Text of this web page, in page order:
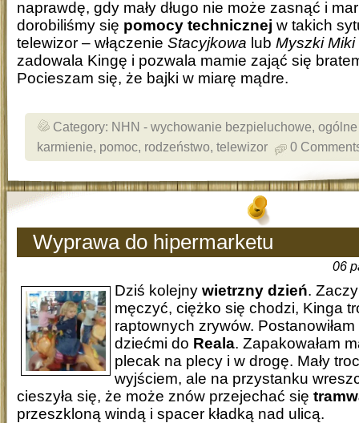
naprawdę, gdy mały długo nie może zasnąć i
dorobiliśmy się pomocy technicznej w takich
telewizor – włączenie Stacyjkowa lub Myszki Miki
zadowala Kingę i pozwala mamie zająć się
Pocieszam się, że bajki w miarę mądre.
Category: NHN - wychowanie bezpieluchowe, ogólne
karmienie, pomoc, rodzeństwo, telewizor 0
Wyprawa do hipermarketu
06
Dziś kolejny wietrzny dzień.
męczyć, ciężko się chodzi, Kinga
raptownych zrywów.
dziećmi do Reala. Zapakowałam
plecak na plecy i w drogę. Mały
wyjściem, ale na przystanku
cieszyła się, że może znów przejechać się
przeszkloną windą i spacer kładką nad ulicą.